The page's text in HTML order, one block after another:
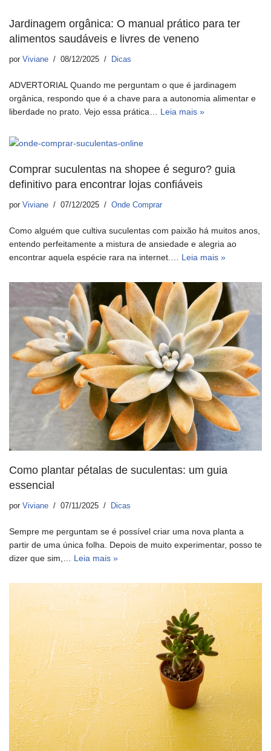
Jardinagem orgânica: O manual prático para ter
alimentos saudáveis e livres de veneno
por Viviane 08/12/2025 Dicas
ADVERTORIAL Quando me perguntam o que é jardinagem
orgânica, respondo que é a chave para a autonomia alimentar e
liberdade no prato. Vejo essa prática… Leia mais »
Comprar suculentas na shopee é seguro? guia
definitivo para encontrar lojas confiáveis
por Viviane 07/12/2025 Onde Comprar
Como alguém que cultiva suculentas com paixão há muitos anos,
entendo perfeitamente a mistura de ansiedade e alegria ao
encontrar aquela espécie rara na internet.… Leia mais »
Como plantar pétalas de suculentas: um guia
essencial
por Viviane 07/11/2025 Dicas
Sempre me perguntam se é possível criar uma nova planta a
partir de uma única folha. Depois de muito experimentar, posso te
dizer que sim,… Leia mais »